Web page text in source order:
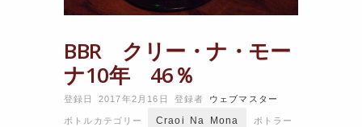
BBR クリー・ナ・モー
ナ10年 46％
登録日 2017年2月16日 登録者 ウェブマスター
ボトルカテゴリー Craoi Na Mona ボトラー